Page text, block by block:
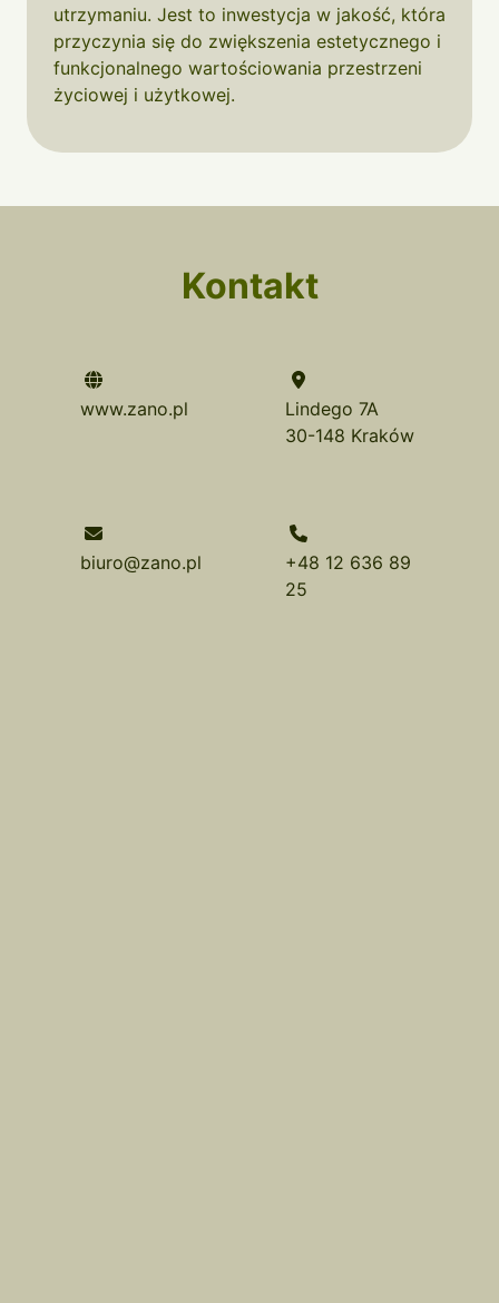
utrzymaniu. Jest to inwestycja w jakość, która
przyczynia się do zwiększenia estetycznego i
funkcjonalnego wartościowania przestrzeni
życiowej i użytkowej.
Kontakt
www.zano.pl
Lindego 7A
30-148 Kraków
biuro@zano.pl
+48 12 636 89
25